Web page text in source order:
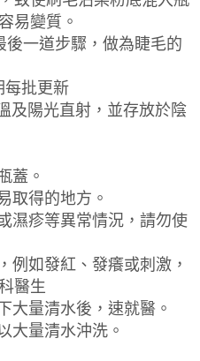
易變質。
一道步驟，做為睫毛的
每批更新
及陽光直射，並存放於陰
蓋。
取得的地方。
濕疹等異常情況，請勿使
例如發紅、發癢或刺激，
醫生
大量清水後，速就醫。
大量清水沖洗。